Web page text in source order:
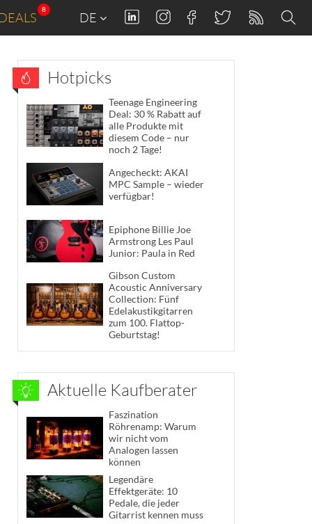
8
DE
Hotpicks
Teenage Engineering
Deal: 30 % Rabatt auf
alle Produkte mit
diesem Code – nur
noch 2 Tage!
Angecheckt: AKAI
MPC Sample – wieder
verfügbar!
Epiphone Billie Joe
Armstrong Les Paul
Junior: Paula in Red
Gibson Custom
Acoustic Anniversary
Collection: Fünf
Edelakustikgitarren
zum 100. Flattop-
Geburtstag!
Aktuelle Kaufberater
Faszination
Röhrenamp: Warum
wir nicht vom
Analogen lassen
können
Legendäre
Effektgeräte: 10
Pedale, die jeder
Gitarrist kennen muss